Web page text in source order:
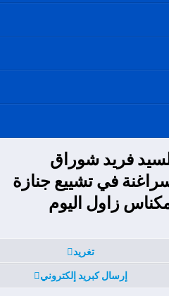
فريد شوراق
في تشييع جنازة
زاول اليوم
تغريد
إرسال كبريد إلكتروني